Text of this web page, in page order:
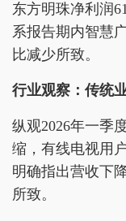
东方明珠净利润
系报告期内智慧
比减少所致。
行业观察：传统
纵观2026年一季
缩，有线电视用
明确指出营收下
所致。